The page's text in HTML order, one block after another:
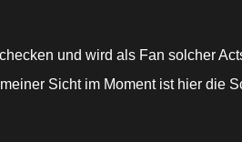
und wird als Fan solcher
Sicht im Moment ist hier die